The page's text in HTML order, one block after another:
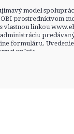
model
prostredníctvom
linkou
formuláru.
si určuje...